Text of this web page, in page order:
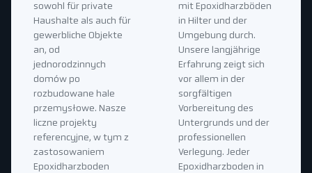
mit Epoxidharzböden
in Hilter und der
Umgebung durch.
Unsere langjährige
Erfahrung zeigt sich
vor allem in der
sorgfältigen
Vorbereitung des
Untergrunds und der
professionellen
Verlegung. Jeder
Epoxidharzboden in
sowohl für private
Haushalte als auch für
gewerbliche Objekte
an, od
jednorodzinnych
domów po
rozbudowane hale
przemysłowe. Nasze
liczne projekty
referencyjne, w tym z
zastosowaniem
Epoxidharzboden